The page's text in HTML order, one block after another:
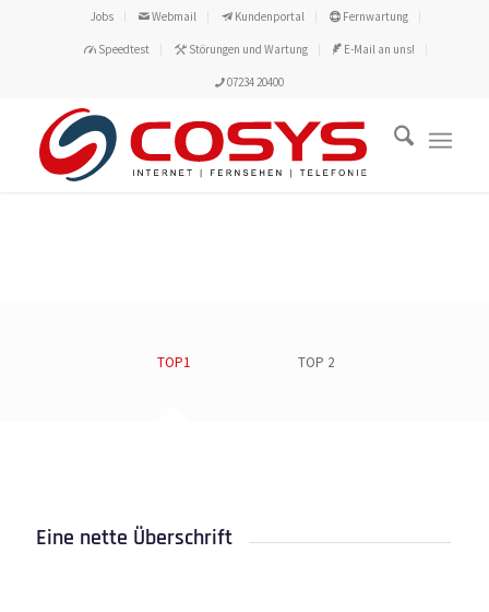
Jobs Webmail Kundenportal Fernwartung
Speedtest Störungen und Wartung E-Mail an uns!
07234 20400
TOP1 TOP 2
Eine nette Überschrift